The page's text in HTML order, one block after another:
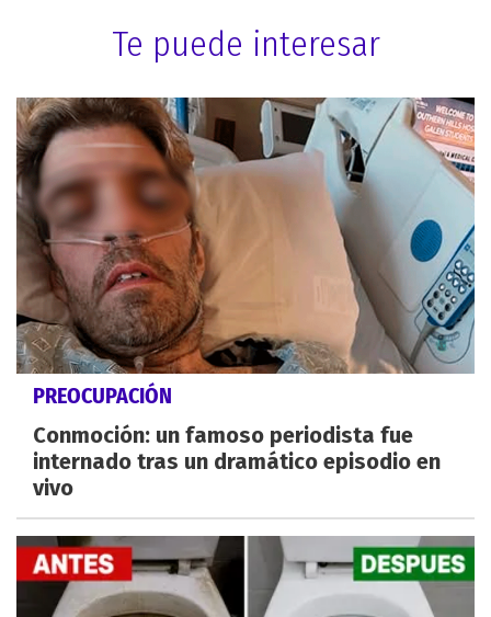
Te puede interesar
PREOCUPACIÓN
Conmoción: un famoso periodista fue
internado tras un dramático episodio en
vivo